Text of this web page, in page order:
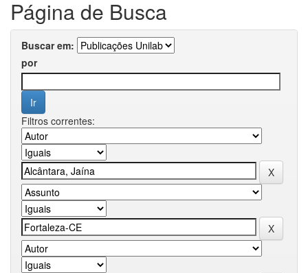
Página de Busca
Buscar em:
por
Filtros correntes: